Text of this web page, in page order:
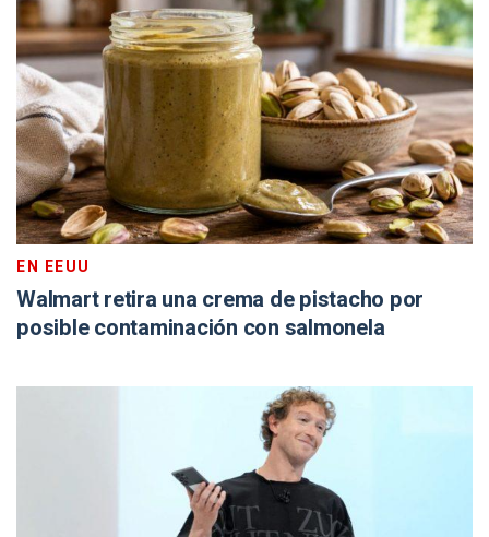
EN EEUU
Walmart retira una crema de pistacho por
posible contaminación con salmonela